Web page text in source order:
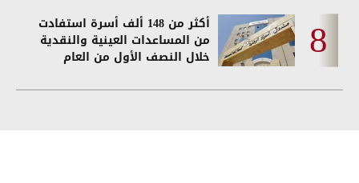
أكثر من 148 ألف أسرة استفادت
من المساعدات العينية والنقدية
خلال النصف الأول من العام